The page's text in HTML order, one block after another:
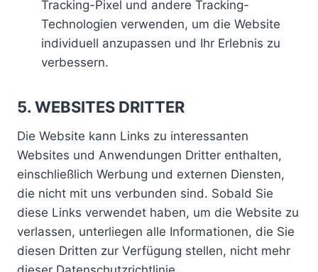
Tracking-Pixel und andere Tracking-
Technologien verwenden, um die Website
individuell anzupassen und Ihr Erlebnis zu
verbessern.
5. WEBSITES DRITTER
Die Website kann Links zu interessanten
Websites und Anwendungen Dritter enthalten,
einschließlich Werbung und externen Diensten,
die nicht mit uns verbunden sind. Sobald Sie
diese Links verwendet haben, um die Website zu
verlassen, unterliegen alle Informationen, die Sie
diesen Dritten zur Verfügung stellen, nicht mehr